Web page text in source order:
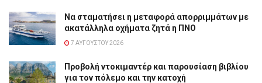
Να σταματήσει η μεταφορά απορριμμάτων με
ακατάλληλα οχήματα ζητά η ΠΝΟ
7 ΑΥΓΟΎΣΤΟΥ 2026
Προβολή ντοκιμαντέρ και παρουσίαση βιβλίου
για τον πόλεμο και την κατοχή